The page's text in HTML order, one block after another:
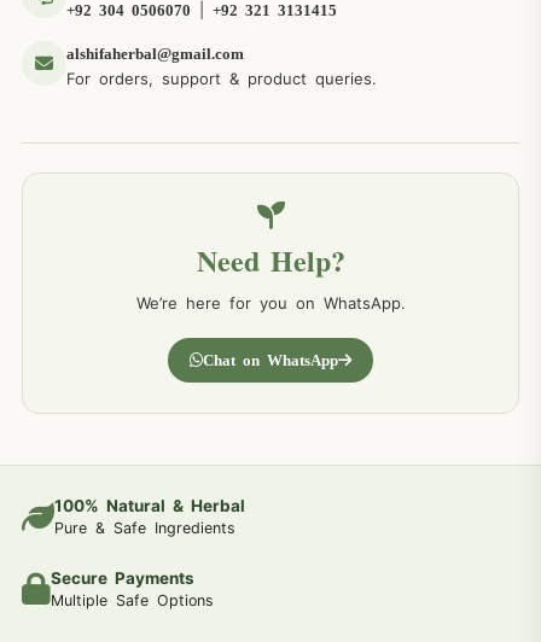
+92 304 0506070 +92 321 3131415
alshifaherbal@gmail.com
For orders, support & product queries.
Need Help?
We’re here for you on WhatsApp.
Chat on WhatsApp
100% Natural & Herbal
Pure & Safe Ingredients
Secure Payments
Multiple Safe Options